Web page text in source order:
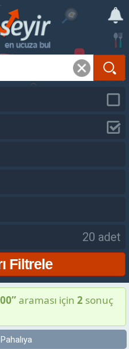
20 adet
araması için 2 sonuç